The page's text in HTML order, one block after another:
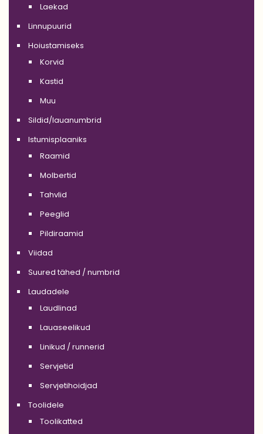
Laekad
Linnupuurid
Hoiustamiseks
Korvid
Kastid
Muu
Sildid/lauanumbrid
Istumisplaaniks
Raamid
Molbertid
Tahvlid
Peeglid
Pildiraamid
Viidad
Suured tähed / numbrid
Laudadele
Laudlinad
Lauaseelikud
Linikud / runnerid
Servjetid
Servjetihoidjad
Toolidele
Toolikatted